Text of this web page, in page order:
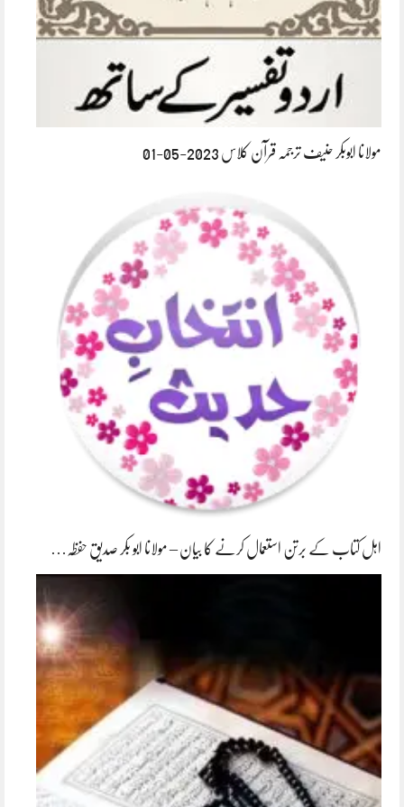
مولانا ابوبکر حنیف ترجمہ قرآن کلاس 2023-05-01
اہل کتاب کے برتن استعمال کرنے کا بیان – مولانا ابو بکر صدیق حفظہ…